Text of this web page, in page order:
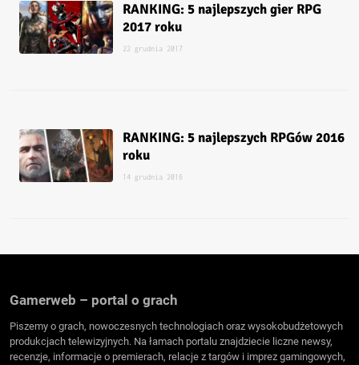
RANKING: 5 najlepszych gier RPG
2017 roku
22 grudnia 2017
RANKING: 5 najlepszych RPGów 2016
roku
14 grudnia 2016
Gamerweb – portal o grach
Piszemy o grach, nowoczesnych technologiach oraz wysokobudżetowych
produkcjach telewizyjnych. Na łamach portalu znajdziecie liczne newsy,
recenzje, informacje o premierach, relacje z targów i imprez gamingowych,